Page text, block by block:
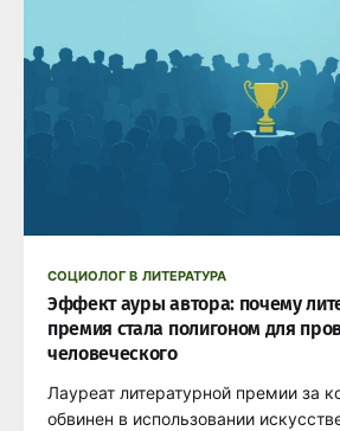
СОЦИОЛОГ В ЛИТЕРАТУРА
Эффект ауры автора: почему
премия стала полигоном для
человеческого
Лауреат литературной премии за
обвинен в использовании